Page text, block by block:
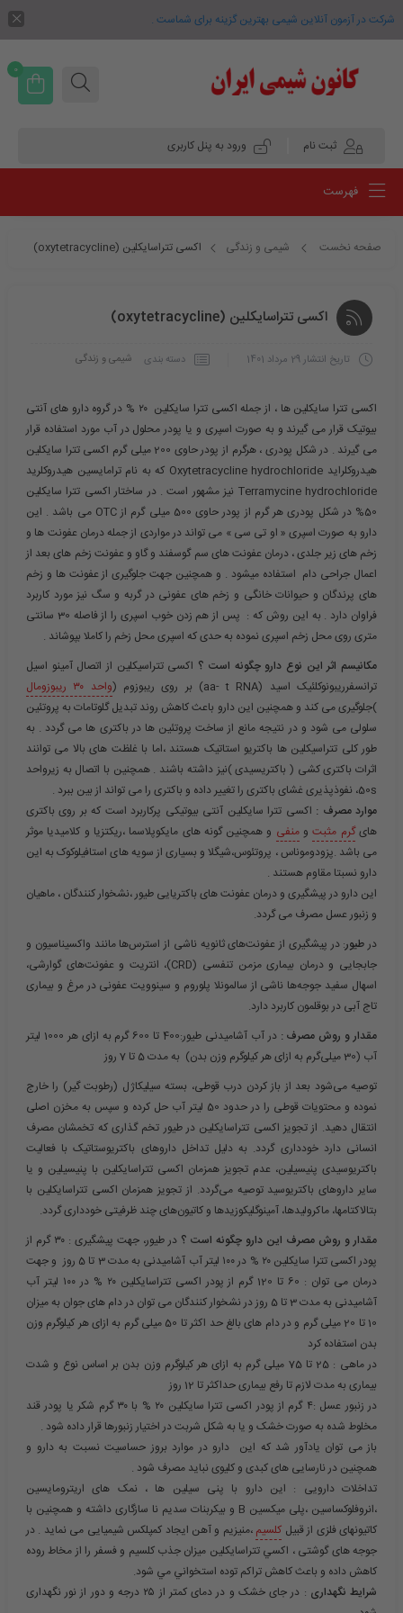
شرکت در آزمون آنلاین شیمی بهترین گزینه برای شماست .
ثبت نام ورود به پنل کاربری
0
فهرست
صفحه نخست شیمی و زندگی اکسی تتراسایکلین (oxytetracycline)
اکسی تتراسایکلین (oxytetracycline)
تاریخ انتشار29 مرداد 1401 دسته بندی شیمی و زندگی
اکسی تترا سایکلین ها ، از جمله اکسی تترا سایکلین ۲۰ % در گروه دارو های آنتی
بیوتیک قرار می گیرند و به صورت اسپری و یا پودر محلول در آب مورد استفاده قرار
می گیرند . در شکل پودری ، هرگرم از پودر حاوی 200 میلی گرم اکسی تترا سایکلین
هیدروکلراید Oxytetracycline hydrochloride که به نام ترامایسین هیدروکلرید
Terramycine hydrochloride نیز مشهور است . در ساختار اکسی تترا سایکلین
50% در شکل پودری هر گرم از پودر حاوی 500 میلی گرم از OTC می باشد . این
دارو به صورت اسپری « او تی سی » می تواند در مواردی از جمله درمان عفونت ها و
زخم های زیر جلدی ، درمان عفونت های سم گوسفند و گاو و عفونت زخم های بعد از
اعمال جراحی دام استفاده میشود . و همچنین جهت جلوگیری از عفونت ها و زخم
های پرندگان و حیوانات خانگی و زخم های عفونی در گربه و سگ نیز مورد کاربرد
فراوان دارد . به این روش که : پس از هم زدن خوب اسپری را از فاصله 30 سانتی
متری روی محل زخم اسپری نموده به حدی که اسپری محل زخم را کاملا بپوشاند .
مکانیسم اثر این نوع دارو چگونه است ؟ اکسی تتراسیکلین از اتصال آمینو اسیل
ترانسفرریبونوکلئیک اسید (aa- t RNA) بر روی ریبوزوم (
واحد ۳۰ ریبوزومال
)جلوگیری می کند و همچنین این دارو باعث کاهش روند تبدیل گلوتامات به پروتئین
سلولی می شود و در نتیجه مانع از ساخت پروتئین ها در باکتری ها می گردد . به
طور کلی تتراسیکلین ها باکتریو استاتیک هستند ،اما با غلظت های بالا می توانند
اثرات باکتری کشی ( باکتریسیدی )نیز داشته باشند . همچنین با اتصال به زیرواحد
50s، نفوذپذیری غشای باکتری را تغییر داده و باکتری را می تواند از بین ببرد .
موارد مصرف : اکسی تترا سایکلین آنتی بیوتیکی پرکاربرد است که بر روی باکتری
هایگرم مثبتومنفی و همچنین گونه های مایکوپلاسما ،ریکتزیا و کلامیدیا موثر
می باشد .پزودوموناس ، پروتئوس،شیگلا و بسیاری از سویه های استافیلوکوک به این
دارو نسبتا مقاوم هستند .
این دارو در پیشگیری و درمان عفونت های باکتریایی طیور ،نشخوار کنندگان ، ماهیان
و زنبور عسل مصرف می گردد.
درطیور: در پیشگیری از عفونت­‌های ثانویه ناشی از استرس­‌ها مانند واکسیناسیون و
جابجایی و درمان بیماری مزمن تنفسی (CRD)، انتریت و عفونت­‌های گوارشی،
اسهال سفید جوجه­‌ها ناشی از سالمونلا پلوروم و سینوویت عفونی در مرغ و بیماری
تاج آبی در بوقلمون کاربرد دارد.
مقدار و روش مصرف :
در آب آشامیدنی طیور:400 تا 600 گرم به ازای هر 1000 لیتر
آب (30 میلی­‌گرم به ازای هر کیلوگرم وزن بدن) به مدت 5 تا 7 روز
توصیه می­‌شود بعد از باز کردن درب قوطی، بسته سیلیکاژل (رطوبت گیر) را خارج
نموده و محتویات قوطی را در حدود 50 لیتر آب حل کرده و سپس به مخزن اصلی
انتقال دهید. از تجویز اکسی تتراسایکلین در طیور تخم­ گذاری که تخمشان مصرف
انسانی دارد خودداری گردد. به دلیل تداخل داروهای باکتریوستاتیک با فعالیت
باکتریوسیدی پنی­سیلین، عدم تجویز هم­زمان اکسی­ تتراسایکلین با پنی­سیلین و یا
سایر داروهای باکتریوسید توصیه می­‌گردد. از تجویز هم­زمان اکسی­ تتراسایکلین با
بتالاکتام­ها، ماکرولیدها، آمینوگلیکوزیدها و کاتیون­‌های چند ظرفیتی خودداری گردد.
مقدار و روش مصرف این دارو چگونه است ؟
در طیور، جهت پیشگیری : ۳۰ گرم از
پودر اکسی تترا سایکلین ۲۰ % در ۱۰۰ لیتر آب آشامیدنی به مدت 3 تا 5 روز و جهت
درمان می توان : 60 تا 120 گرم از پودر اکسی تتراسایکلین ۲۰ % در ۱۰۰ لیتر آب
آشامیدنی به مدت 3 تا 5 روز در نشخوار کنندگان می توان در دام های جوان به میزان
10 تا 20 میلی گرم و در دام های بالغ حد اکثر تا 50 میلی گرم به ازای هر کیلوگرم وزن
بدن استفاده کرد
در ماهی : 25 تا 75 میلی گرم به ازای هر کیلوگرم وزن بدن بر اساس نوع و شدت
بیماری به مدت لازم تا رفع بیماری حداکثر تا 12 روز
در زنبور عسل :۴ گرم از پودر اکسی تترا سایکلین ۲۰ % با ۳۰ گرم شکر یا پودر قند
مخلوط شده به صورت خشک و یا به شکل شربت در اختیار زنبورها قرار داده شود .
باز می توان یادآور شد که این دارو در موارد بروز حساسیت نسبت به دارو و
همچنین در نارسایی های کبدی و کلیوی نباید مصرف شود .
تداخلات دارویی : این دارو با پنی سیلین ها ، نمک های اریترومایسین
،انروفلوکساسین ،پلی میکسین B و بیکربنات سدیم نا سازگاری داشته و همچنین با
کاتیونهای فلزی از قبیل کلسیم ،منیزیم و آهن ایجاد کمپلکس شیمیایی می نماید . در
جوجه های گوشتی ، اکسي تتراسايکلين ميزان جذب کلسيم و فسفر را از مخاط روده
کاهش داده و باعث کاهش تراکم توده استخواني مي شود.
شرایط نگهداری
: در جای خشک و در دمای کمتر از ۲۵ درجه و دور از نور نگهداری